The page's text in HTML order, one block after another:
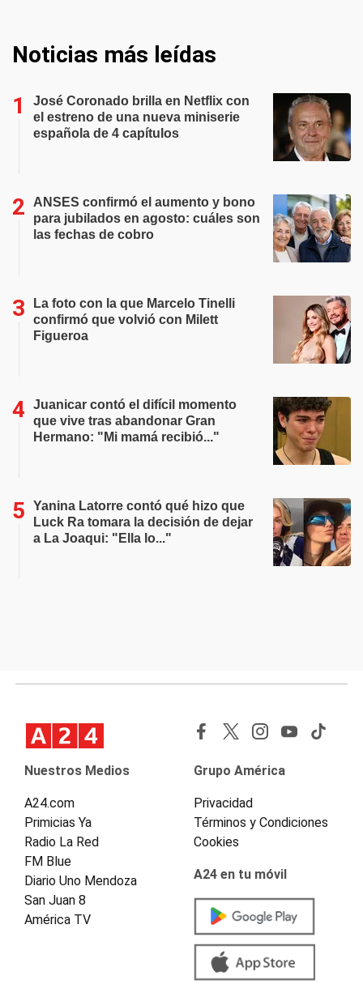
Noticias más leídas
José Coronado brilla en Netflix con
el estreno de una nueva miniserie
española de 4 capítulos
ANSES confirmó el aumento y bono
para jubilados en agosto: cuáles son
las fechas de cobro
La foto con la que Marcelo Tinelli
confirmó que volvió con Milett
Figueroa
Juanicar contó el difícil momento
que vive tras abandonar Gran
Hermano: "Mi mamá recibió..."
Yanina Latorre contó qué hizo que
Luck Ra tomara la decisión de dejar
a La Joaqui: "Ella lo..."
Nuestros Medios
A24.com
Primicias Ya
Radio La Red
FM Blue
Diario Uno Mendoza
San Juan 8
América TV
Grupo América
Privacidad
Términos y Condiciones
Cookies
A24 en tu móvil